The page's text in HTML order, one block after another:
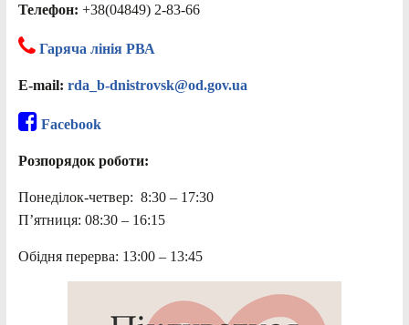
Телефон: +38(04849) 2-83-66
Гаряча лінія РВА
E-mail: rda_b-dnistrovsk@od.gov.ua
Facebook
Розпорядок роботи:
Понеділок-четвер: 8:30 – 17:30
П’ятниця: 08:30 – 16:15
Обідня перерва: 13:00 – 13:45